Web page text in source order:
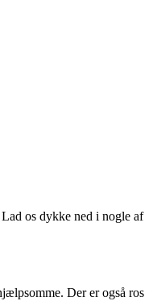
os dykke ned i nogle af
Der er også ros